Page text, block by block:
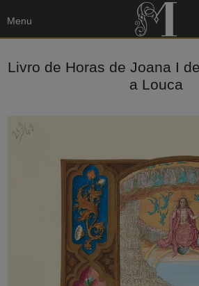
Menu
Livro de Horas de Joana I
a Louca